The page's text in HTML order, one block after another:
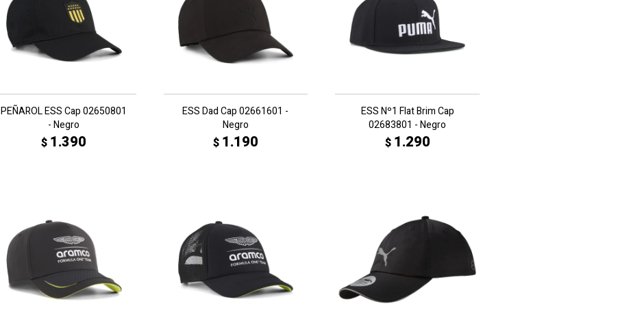
PEÑAROL ESS Cap 02650801
- Negro
$ 1.390
ESS Dad Cap 02661601 -
Negro
$ 1.190
ESS Nº1 Flat Brim Cap
02683801 - Negro
$ 1.290